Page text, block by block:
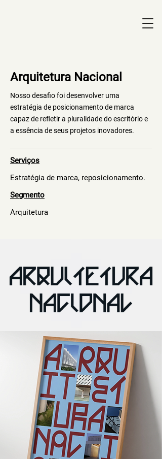
Arquitetura Nacional
Nosso desafio foi desenvolver uma
estratégia de posicionamento de marca
capaz de refletir a pluralidade do escritório e
a essência de seus projetos inovadores.
Serviços
Estratégia de marca, reposicionamento.
Segmento
Arquitetura